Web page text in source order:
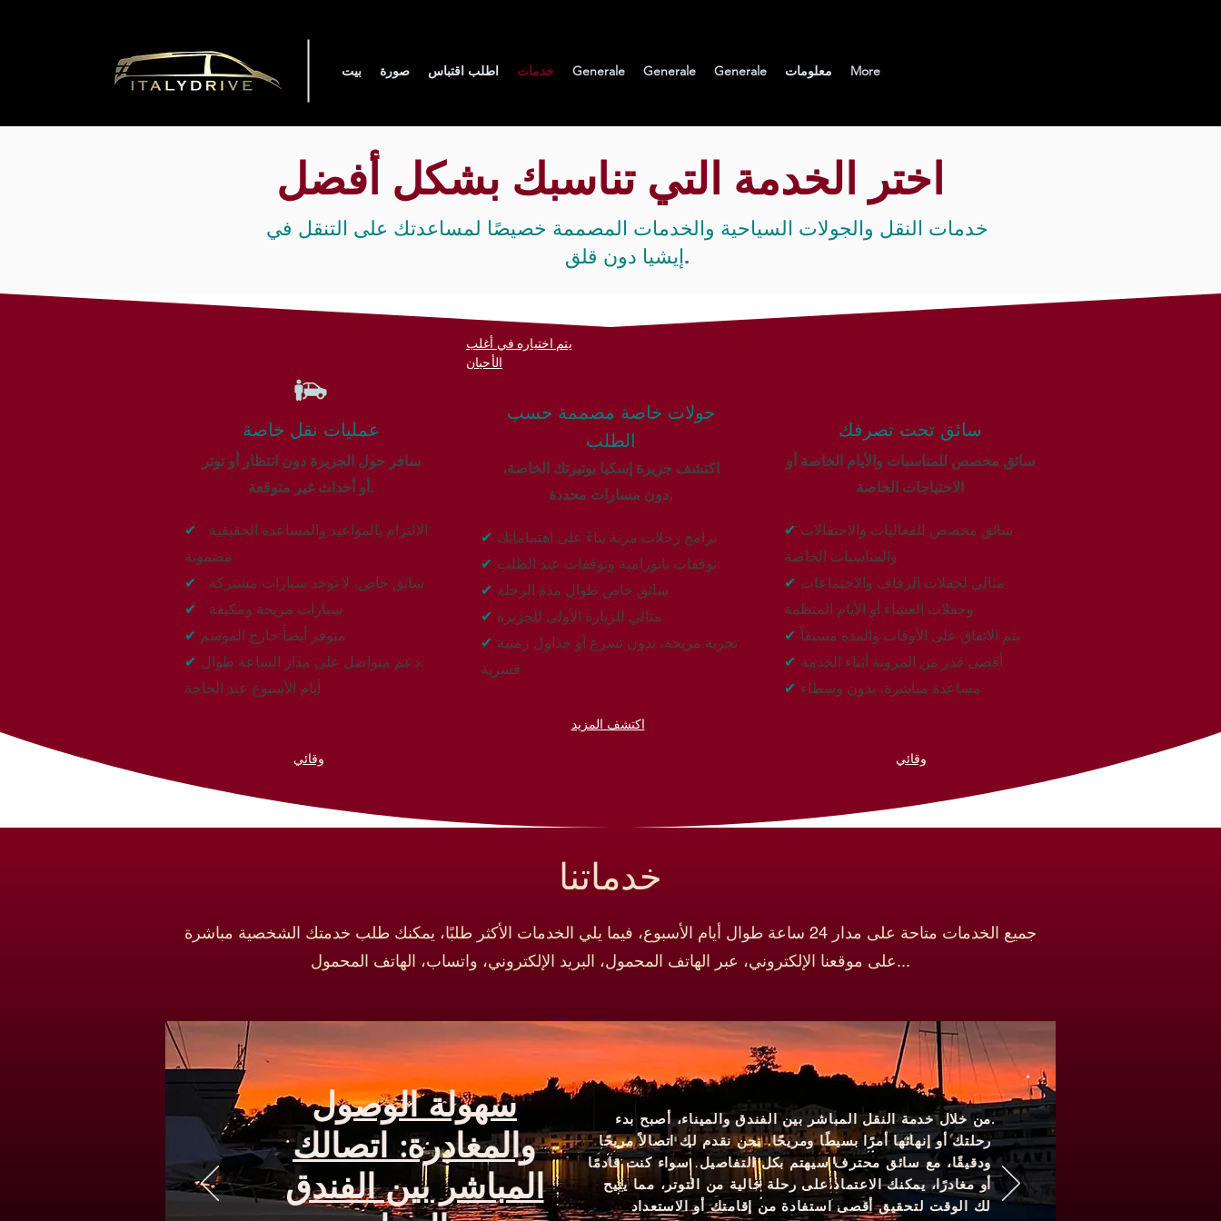
بيت صورة اطلب اقتباس خدمات Generale Generale Generale معلومات More
اختر الخدمة التي تناسبك بشكل أفضل
خدمات النقل والجولات السياحية والخدمات المصممة خصيصًا لمساعدتك على التنقل في
إيشيا دون قلق.
عمليات نقل خاصة
سافر حول الجزيرة دون انتظار أو توتر
أو أحداث غير متوقعة.
✔
الالتزام بالمواعيد والمساعدة الحقيقية
مضمونة
✔
سائق خاص، لا توجد سيارات مشتركة
✔
سيارات مريحة ومكيفة
✔ متوفر أيضاً خارج الموسم
✔ دعم متواصل على مدار الساعة طوال
أيام الأسبوع عند الحاجة
وقائي
جولات خاصة مصممة حسب
الطلب
اكتشف جزيرة إسكيا بوتيرتك الخاصة،
دون مسارات محددة.
✔ برامج رحلات مرنة بناءً على اهتماماتك
✔ توقفات بانورامية وتوقفات عند الطلب
✔ سائق خاص طوال مدة الرحلة
✔ مثالي للزيارة الأولى للجزيرة
✔ تجربة مريحة، بدون تسرع أو جداول زمنية
قسرية
اكتشف المزيد
يتم اختياره في أغلب
الأحيان
سائق تحت تصرفك
سائق مخصص للمناسبات والأيام الخاصة أو
الاحتياجات الخاصة
✔ سائق مخصص للفعاليات والاحتفالات
والمناسبات الخاصة
✔ مثالي لحفلات الزفاف والاجتماعات
وحفلات العشاء أو الأيام المنظمة
✔ يتم الاتفاق على الأوقات والمدة مسبقاً
✔ أقصى قدر من المرونة أثناء الخدمة
✔ مساعدة مباشرة، بدون وسطاء
وقائي
خدماتنا
جميع الخدمات متاحة على مدار 24 ساعة طوال أيام الأسبوع، فيما يلي الخدمات الأكثر طلبًا، يمكنك طلب خدمتك الشخصية مباشرة
على موقعنا الإلكتروني، عبر الهاتف المحمول، البريد الإلكتروني، واتساب، الهاتف المحمول...
سهولة الوصول
والمغادرة: اتصالك
المباشر بين الفندق
من خلال خدمة النقل المباشر بين الفندق والميناء، أصبح بدء
رحلتك أو إنهائها أمرًا بسيطًا ومريحًا. نحن نقدم لك اتصالاً مريحًا
ودقيقًا، مع سائق محترف سيهتم بكل التفاصيل. سواء كنت قادمًا
أو مغادرًا، يمكنك الاعتماد على رحلة خالية من التوتر، مما يتيح
لك الوقت لتحقيق أقصى استفادة من إقامتك أو الاستعداد